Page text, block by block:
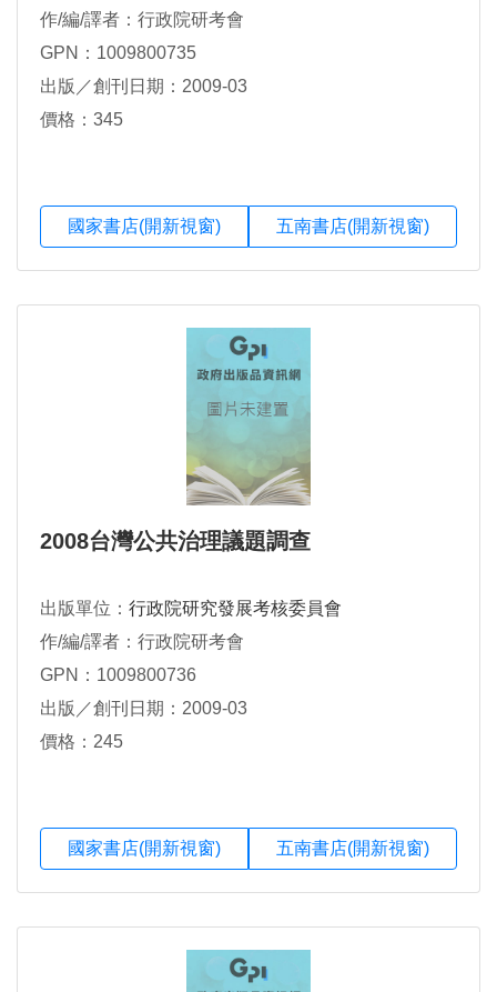
作/編/譯者：行政院研考會
GPN：1009800735
出版／創刊日期：2009-03
價格：345
國家書店(開新視窗) 五南書店(開新視窗)
2008台灣公共治理議題調查
出版單位： 行政院研究發展考核委員會
作/編/譯者：行政院研考會
GPN：1009800736
出版／創刊日期：2009-03
價格：245
國家書店(開新視窗) 五南書店(開新視窗)